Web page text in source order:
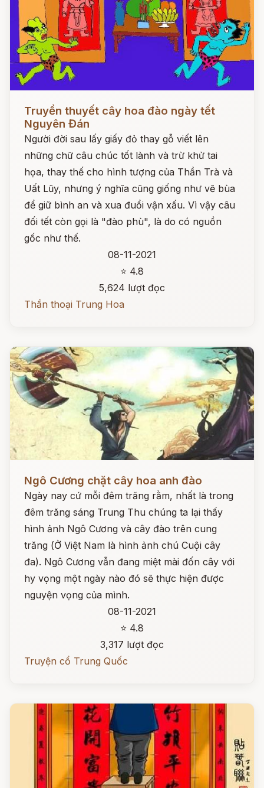
Đọc ngay
Truyền thuyết cây hoa đào ngày tết
Nguyên Đán
Người đời sau lấy giấy đỏ thay gỗ viết lên
những chữ câu chúc tốt lành và trừ khử tai
họa, thay thế cho hình tượng của Thần Trà và
Uất Lũy, nhưng ý nghĩa cũng giống như vẽ bùa
để giữ bình an và xua đuổi vận xấu. Vì vậy câu
đối tết còn gọi là "đào phù", là do có nguồn
gốc như thế.
08-11-2021
⭐ 4.8
5,624 lượt đọc
Thần thoại Trung Hoa
Ngô Cương chặt cây hoa anh đào
Ngày nay cứ mỗi đêm trăng rằm, nhất là trong
đêm trăng sáng Trung Thu chúng ta lại thấy
hình ảnh Ngô Cương và cây đào trên cung
trăng (Ở Việt Nam là hình ảnh chú Cuội cây
đa). Ngô Cương vẫn đang miệt mài đốn cây với
hy vọng một ngày nào đó sẽ thực hiện được
nguyện vọng của mình.
08-11-2021
⭐ 4.8
3,317 lượt đọc
Truyện cổ Trung Quốc